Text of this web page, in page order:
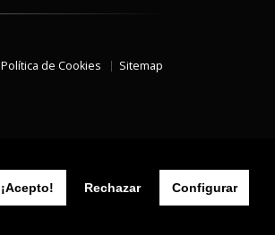
¡Acepto! Rechazar Configurar
Política de Cookies Sitemap